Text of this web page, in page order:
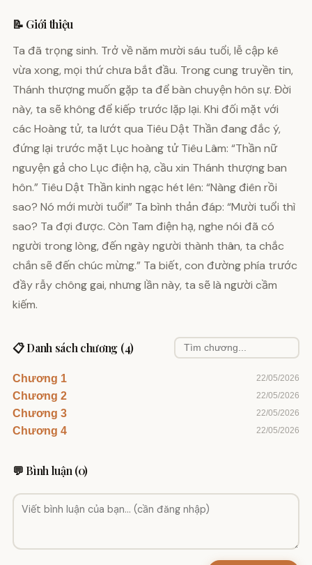
📝 Giới thiệu
Ta đã trọng sinh. Trở về năm mười sáu tuổi, lễ cập kê
vừa xong, mọi thứ chưa bắt đầu. Trong cung truyền tin,
Thánh thượng muốn gặp ta để bàn chuyện hôn sự. Đời
này, ta sẽ không để kiếp trước lặp lại. Khi đối mặt với
các Hoàng tử, ta lướt qua Tiêu Dật Thần đang đắc ý,
đứng lại trước mặt Lục hoàng tử Tiêu Lâm: “Thần nữ
nguyện gả cho Lục điện hạ, cầu xin Thánh thượng ban
hôn.” Tiêu Dật Thần kinh ngạc hét lên: “Nàng điên rồi
sao? Nó mới mười tuổi!” Ta bình thản đáp: “Mười tuổi thì
sao? Ta đợi được. Còn Tam điện hạ, nghe nói đã có
người trong lòng, đến ngày người thành thân, ta chắc
chắn sẽ đến chúc mừng.” Ta biết, con đường phía trước
đầy rẫy chông gai, nhưng lần này, ta sẽ là người cầm
kiếm.
📋 Danh sách chương (4)
Chương 1 22/05/2026
Chương 2 22/05/2026
Chương 3 22/05/2026
Chương 4 22/05/2026
💬 Bình luận (0)